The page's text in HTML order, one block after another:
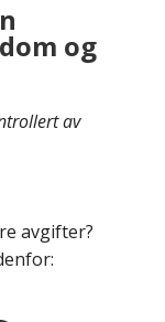
og
av
avgifter?